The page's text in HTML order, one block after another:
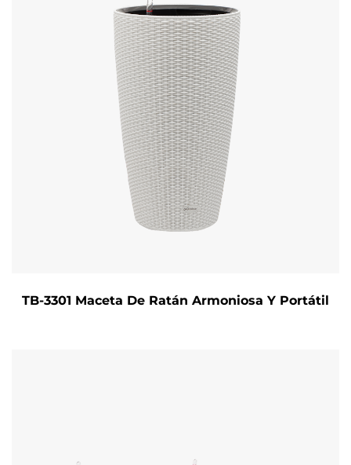
TB-3301 Maceta De Ratán Armoniosa Y Portátil